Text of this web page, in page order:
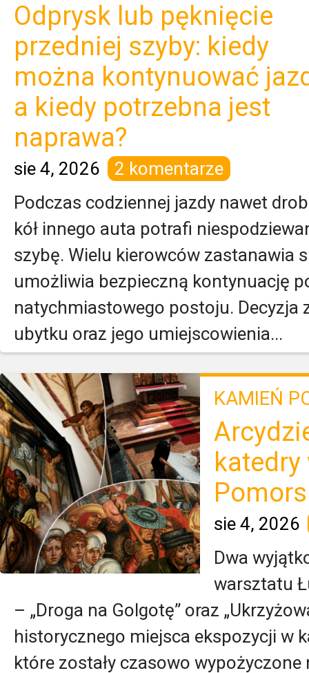
Odprysk lub pęknięcie
przedniej szyby: kiedy
można kontynuować
a kiedy potrzebna jest
naprawa?
sie 4, 2026
2 komentarze
Podczas codziennej jazdy nawet
kół innego auta potrafi
szybę. Wielu kierowców zastanawia
umożliwia bezpieczną kontynuację
natychmiastowego postoju. Decyzja
ubytku oraz jego umiejscowienia...
KAMIEŃ
sie 4, 2026
Dwa
warsztatu
– „Droga na Golgotę” oraz
historycznego miejsca ekspozycji w
które zostały czasowo